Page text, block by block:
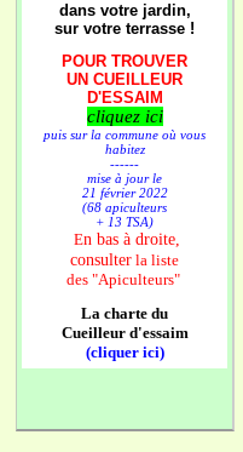
dans votre jardin,
sur votre terrasse !
POUR TROUVER
UN CUEILLEUR
D'ESSAIM
cliquez ici
puis sur la commune où vous
habitez
------
mise à jour le
21 février 2022
(68 apiculteurs
+ 13 TSA)
En bas à droite,
consulter la liste
des "Apiculteurs"
La charte du
Cueilleur d'essaim
(cliquer ici)